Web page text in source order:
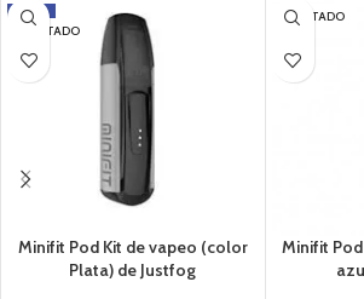
-5%
AGOTADO
Minifit Pod Kit de vapeo (color
Plata) de Justfog
AGOTADO
Minifit